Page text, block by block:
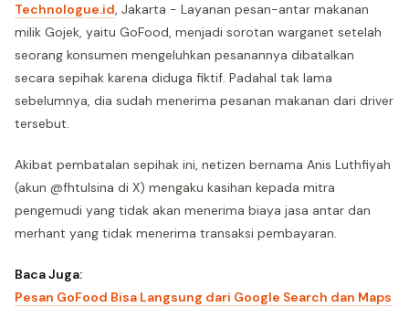
Technologue.id, Jakarta - Layanan pesan-antar makanan
milik Gojek, yaitu GoFood, menjadi sorotan warganet setelah
seorang konsumen mengeluhkan pesanannya dibatalkan
secara sepihak karena diduga fiktif. Padahal tak lama
sebelumnya, dia sudah menerima pesanan makanan dari driver
tersebut.
Akibat pembatalan sepihak ini, netizen bernama Anis Luthfiyah
(akun @fhtulsina di X) mengaku kasihan kepada mitra
pengemudi yang tidak akan menerima biaya jasa antar dan
merhant yang tidak menerima transaksi pembayaran.
Baca Juga:
Pesan GoFood Bisa Langsung dari Google Search dan Maps